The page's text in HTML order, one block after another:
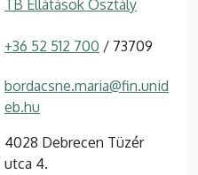
TB Ellátások Osztály
+36 52 512 700 / 73709
bordacsne.maria@fin.unid
eb.hu
4028 Debrecen Tüzér
utca 4.